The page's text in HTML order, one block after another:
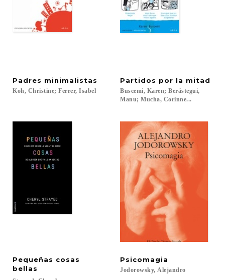
Padres minimalistas
Koh, Christine; Ferrer, Isabel
Partidos por la mitad
Buscemi, Karen; Berástegui,
Manu; Mucha, Corinne...
Pequeñas cosas
bellas
Psicomagia
Jodorowsky, Alejandro